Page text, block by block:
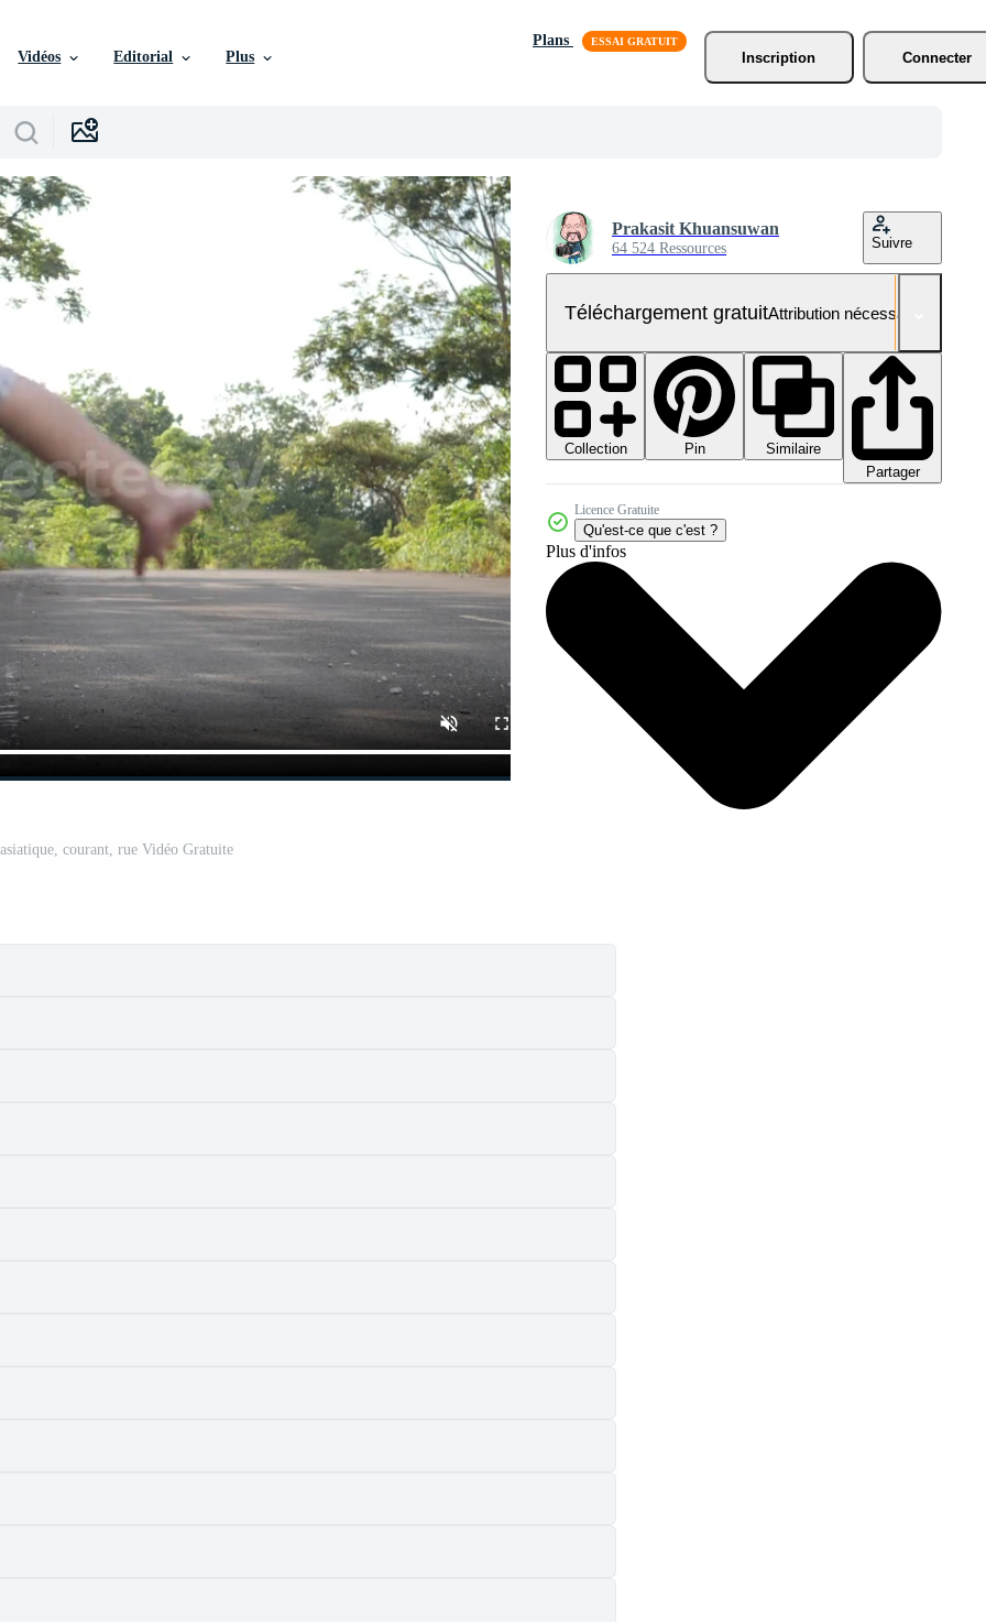
Vidéos Editorial Plus
Plans
Inscription
Connecter
courant, rue Vidéo Gratuite
Prakasit Khuansuwan
64 524 Ressources Suivre
Téléchargement gratuitAttribution nécessaire
Collection Pin
Similaire
Partager
Licence Gratuite
Qu'est-ce que c'est ?
Plus d'infos